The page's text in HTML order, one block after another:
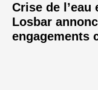
Crise de l’eau
Losbar
engagements